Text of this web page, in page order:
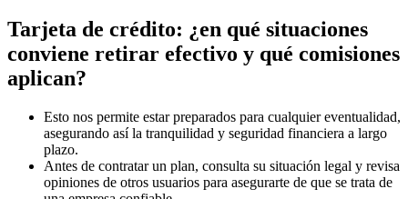
Tarjeta de crédito: ¿en qué situaciones
conviene retirar efectivo y qué comisiones
aplican?
Esto nos permite estar preparados para cualquier eventualidad,
asegurando así la tranquilidad y seguridad financiera a largo
plazo.
Antes de contratar un plan, consulta su situación legal y revisa
opiniones de otros usuarios para asegurarte de que se trata de